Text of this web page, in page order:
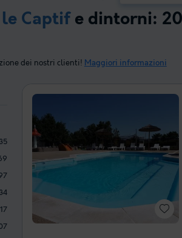
Captife dintorni:
dei nostri clienti! Maggiori informazioni
35
17